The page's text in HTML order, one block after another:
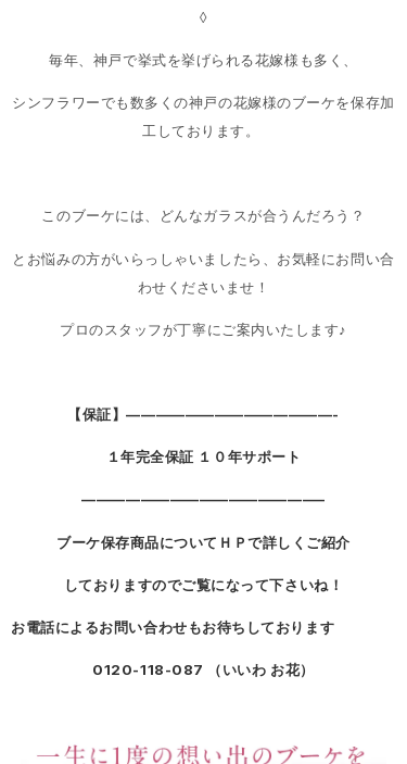
◊
毎年、神戸で挙式を挙げられる花嫁様も多く、
シンフラワーでも数多くの神戸の花嫁様のブーケを保存加
工しております。
このブーケには、どんなガラスが合うんだろう？
とお悩みの方がいらっしゃいましたら、お気軽にお問い合
わせくださいませ！
プロのスタッフが丁寧にご案内いたします♪
【保証】——————————————-
１年完全保証 １０年サポート
————————————————–
ブーケ保存商品についてＨＰで詳しくご紹介
しておりますのでご覧になって下さいね！
お電話によるお問い合わせもお待ちしております
0120-118-087 （いいわ お花）